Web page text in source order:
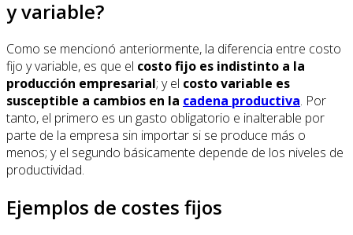
y variable?
Como se mencionó anteriormente, la diferencia entre costo
fijo y variable, es que el costo fijo es indistinto a la
producción empresarial; y el costo variable es
susceptible a cambios en la cadena productiva. Por
tanto, el primero es un gasto obligatorio e inalterable por
parte de la empresa sin importar si se produce más o
menos; y el segundo básicamente depende de los niveles de
productividad.
Ejemplos de costes fijos